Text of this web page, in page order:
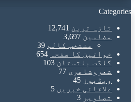
Categories
تازہ ترین 12,741
مضامین 3,697
منتخب کالم 39
خواتین کا صفحہ
654
گلگت بلتستان 103
شعروشاعری 77
ویڈیوز 45
علاقائی خبریں 5
تصاویر 3